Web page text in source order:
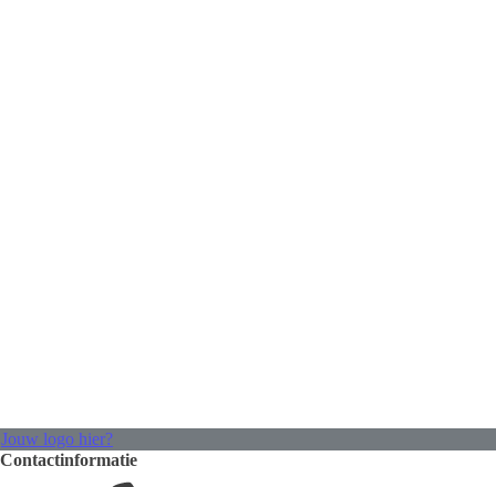
Jouw logo hier?
Contactinformatie